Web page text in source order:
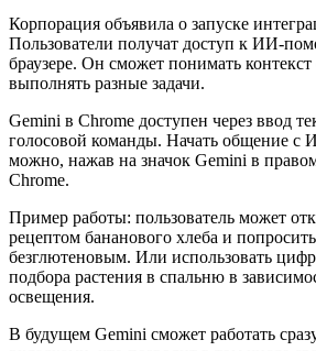
Корпорация объявила о запуске
Пользователи получат доступ к ИИ-
браузере. Он сможет понимать
выполнять разные задачи.
Gemini в Chrome доступен через ввод
голосовой команды. Начать общение
можно, нажав на значок Gemini в
Chrome.
Пример работы: пользователь может
рецептом бананового хлеба и
безглютеновым. Или использовать
подбора растения в спальню в
освещения.
В будущем Gemini сможет работать